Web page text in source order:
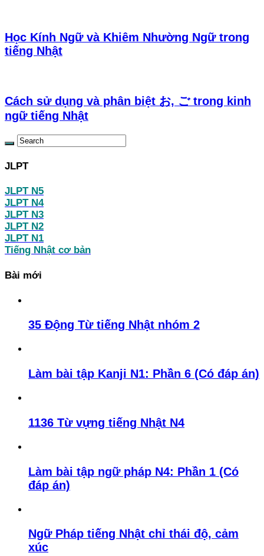
Học Kính Ngữ và Khiêm Nhường Ngữ trong
tiếng Nhật
Cách sử dụng và phân biệt お, ご trong kinh
ngữ tiếng Nhật
JLPT
JLPT N5
JLPT N4
JLPT N3
JLPT N2
JLPT N1
Tiếng Nhật cơ bản
Bài mới
35 Động Từ tiếng Nhật nhóm 2
Làm bài tập Kanji N1: Phần 6 (Có đáp án)
1136 Từ vựng tiếng Nhật N4
Làm bài tập ngữ pháp N4: Phần 1 (Có
đáp án)
Ngữ Pháp tiếng Nhật chỉ thái độ, cảm
xúc